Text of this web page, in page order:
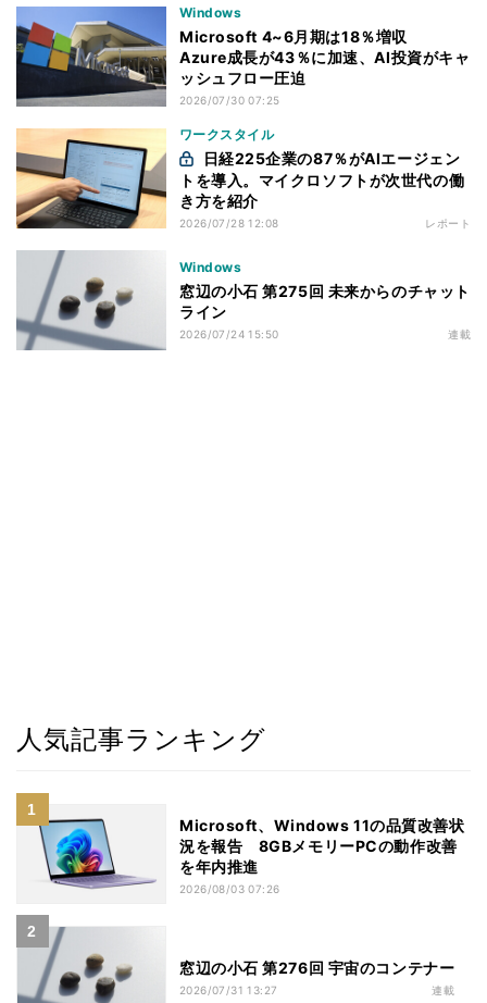
Windows
Microsoft 4~6月期は18％増収
Azure成長が43％に加速、AI投資がキャ
ッシュフロー圧迫
2026/07/30 07:25
ワークスタイル
トを導入。マイクロソフトが次世代の働
き方を紹介
2026/07/28 12:08 レポート
Windows
窓辺の小石 第275回 未来からのチャット
ライン
2026/07/24 15:50 連載
人気記事ランキング
Microsoft、Windows 11の品質改善状
況を報告 8GBメモリーPCの動作改善
を年内推進
2026/08/03 07:26
窓辺の小石 第276回 宇宙のコンテナー
2026/07/31 13:27 連載